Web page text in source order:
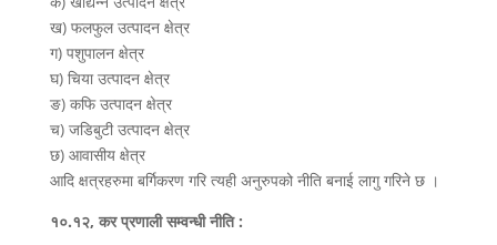
ख) फलफुल उत्पादन क्षेत्र
ग) पशुपालन क्षेत्र
घ) चिया उत्पादन क्षेत्र
ङ) कफि उत्पादन क्षेत्र
च) जडिबुटी उत्पादन क्षेत्र
छ) आवासीय क्षेत्र
आदि क्षत्रहरुमा बर्गिकरण गरि त्यही अनुरुपको नीति बनाई लागु गरिने छ ।
१०.१२, कर प्रणाली सम्वन्धी नीति :